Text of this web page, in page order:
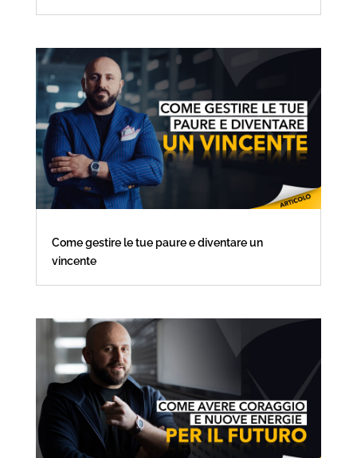
Come gestire le tue paure e diventare un
vincente